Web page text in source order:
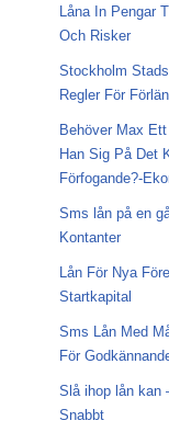
Låna In Pengar
Och Risker
Stockholm
Regler För
Behöver Max
Han Sig På Det
Förfogande?-
Sms lån på en
Kontanter
Lån För Nya
Startkapital
Sms Lån Med
För
Slå ihop lån kan
Snabbt